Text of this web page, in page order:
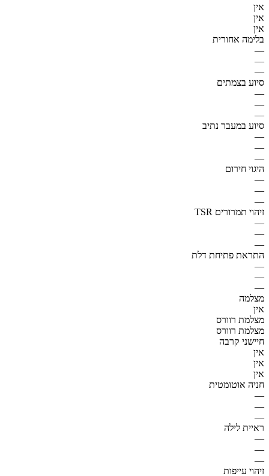
אין
אין
אין
בלימה אחורית
—
—
—
סיוע בצמתים
—
—
—
סיוע במעבר נתיב
—
—
—
היגוי חירום
—
—
—
זיהוי תמרורים TSR
—
—
—
התראת פתיחת דלת
—
—
—
מצלמה
אין
מצלמת רוורס
מצלמת רוורס
חיישני קרבה
אין
אין
אין
חניה אוטומטית
—
—
—
ראיית לילה
—
—
—
זיהוי עייפות